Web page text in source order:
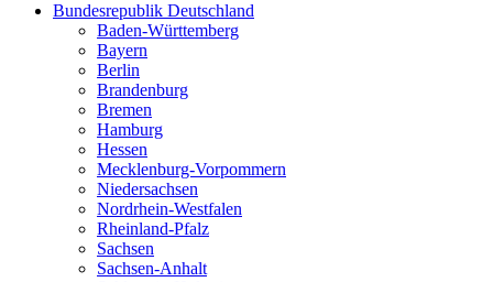
Bundesrepublik Deutschland
Baden-Württemberg
Bayern
Berlin
Brandenburg
Bremen
Hamburg
Hessen
Mecklenburg-Vorpommern
Niedersachsen
Nordrhein-Westfalen
Rheinland-Pfalz
Sachsen
Sachsen-Anhalt